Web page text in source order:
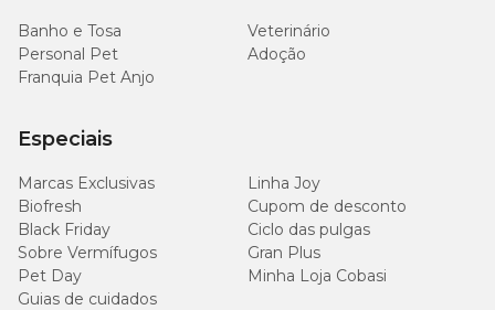
Banho e Tosa
Veterinário
Personal Pet
Adoção
Franquia Pet Anjo
Especiais
Marcas Exclusivas
Linha Joy
Biofresh
Cupom de desconto
Black Friday
Ciclo das pulgas
Sobre Vermífugos
Gran Plus
Pet Day
Minha Loja Cobasi
Guias de cuidados